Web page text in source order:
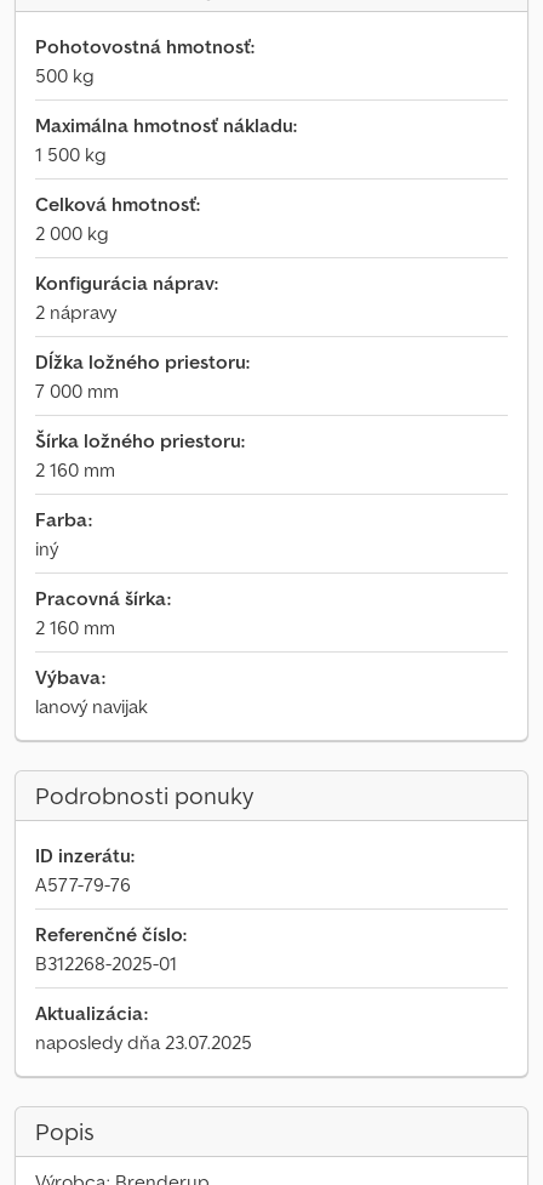
Pohotovostná hmotnosť:
500 kg
Maximálna hmotnosť nákladu:
1 500 kg
Celková hmotnosť:
2 000 kg
Konfigurácia náprav:
2 nápravy
Dĺžka ložného priestoru:
7 000 mm
Šírka ložného priestoru:
2 160 mm
Farba:
iný
Pracovná šírka:
2 160 mm
Výbava:
lanový navijak
Podrobnosti ponuky
ID inzerátu:
A577-79-76
Referenčné číslo:
B312268-2025-01
Aktualizácia:
naposledy dňa 23.07.2025
Popis